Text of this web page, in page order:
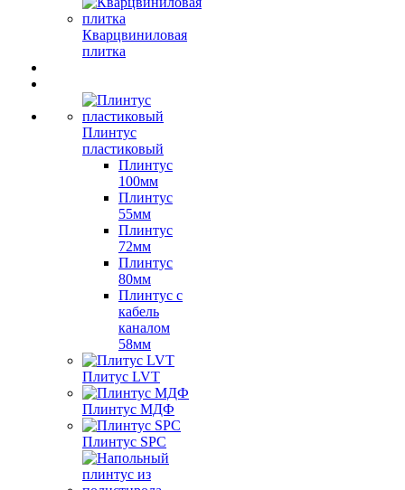
Кварцвиниловая
плитка
Плинтус
пластиковый
Плинтус
100мм
Плинтус
55мм
Плинтус
72мм
Плинтус
80мм
Плинтус с
кабель
каналом
58мм
Плитус LVT
Плинтус МДФ
Плинтус SPC